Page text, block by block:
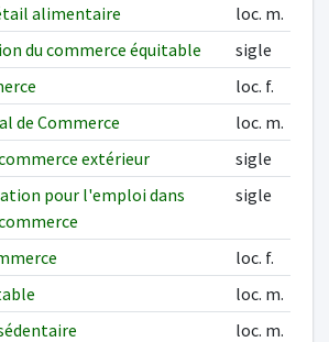
alimentaire
loc. m.
du commerce équitable
sigle
loc. f.
de Commerce
loc. m.
extérieur
sigle
pour l'emploi dans
sigle
loc. f.
loc. m.
loc. m.